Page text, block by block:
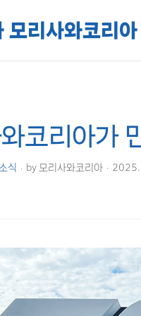
모리사와코리아
코리아가
식 by 모리사와코리아